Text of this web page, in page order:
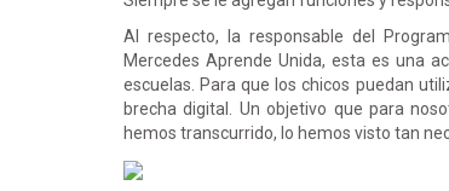
Al respecto, la responsable del
Mercedes Aprende Unida, esta es una
escuelas. Para que los chicos puedan
brecha digital. Un objetivo que para
hemos transcurrido, lo hemos visto tan